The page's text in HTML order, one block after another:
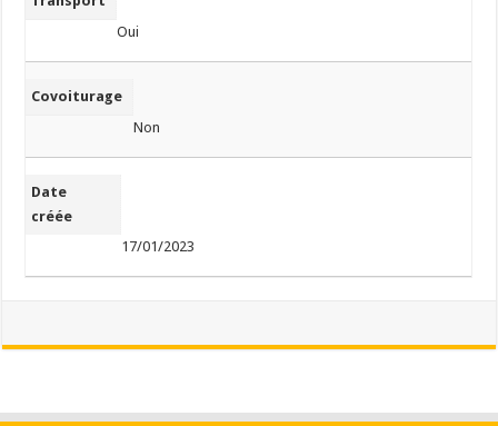
Oui
Covoiturage
Non
Date
créée
17/01/2023